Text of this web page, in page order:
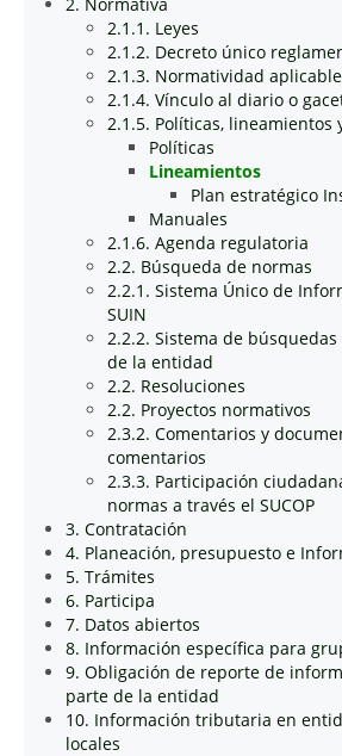
2.1.1. Leyes
2.1.2. Decreto único
2.1.3. Normatividad aplicable
2.1.4. Vínculo al diario o
2.1.5. Políticas, lineamientos
Políticas
Lineamientos
Plan estratégico
Manuales
2.1.6. Agenda regulatoria
2.2. Búsqueda de normas
2.2.1. Sistema Único de
SUIN
2.2.2. Sistema de
de la entidad
2.2. Resoluciones
2.2. Proyectos normativos
2.3.2. Comentarios y
comentarios
2.3.3. Participación
normas a través el SUCOP
3. Contratación
4. Planeación, presupuesto e
5. Trámites
6. Participa
7. Datos abiertos
8. Información específica para
9. Obligación de reporte de
parte de la entidad
10. Información tributaria en
locales